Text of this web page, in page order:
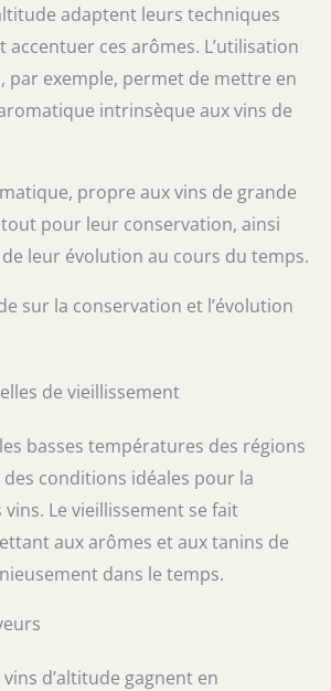
adaptent leurs techniques
ces arômes. L’utilisation
par exemple, permet de mettre en
intrinsèque aux vins de
propre aux vins de grande
pour leur conservation, ainsi
de leur évolution au cours du temps.
sur la conservation et l’évolution
de vieillissement
basses températures des régions
conditions idéales pour la
vins. Le vieillissement se fait
aux arômes et aux tanins de
dans le temps.
d’altitude gagnent en